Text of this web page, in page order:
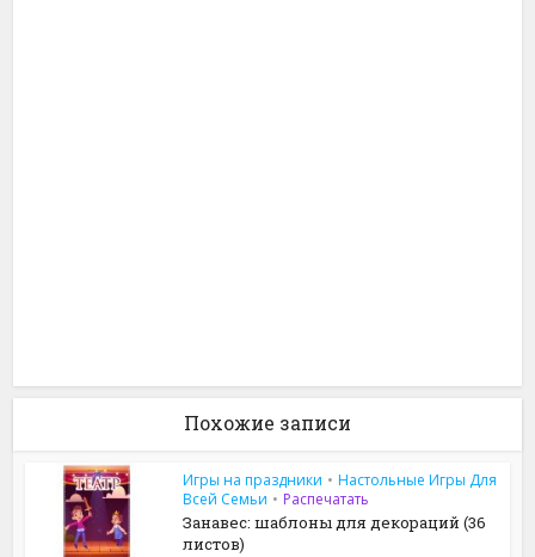
Похожие записи
Игры на праздники • Настольные Игры Для
Всей Семьи • Распечатать
Занавес: шаблоны для декораций (36
листов)